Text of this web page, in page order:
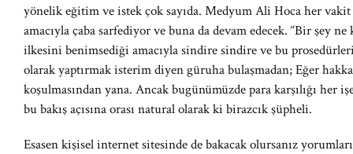
yönelik eğitim ve istek çok sayıda. Medyum Ali Hoca her
amacıyla çaba sarfediyor ve buna da devam edecek. “Bir şey
ilkesini benimsediği amacıyla sindire sindire ve bu
olarak yaptırmak isterim diyen güruha bulaşmadan; Eğer
koşulmasından yana. Ancak bugünümüzde para karşılığı her
bu bakış açısına orası natural olarak ki birazcık şüpheli.
Esasen kişisel internet sitesinde de bakacak olursanız